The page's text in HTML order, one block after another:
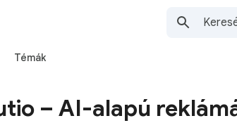
Témák
– AI-alapú